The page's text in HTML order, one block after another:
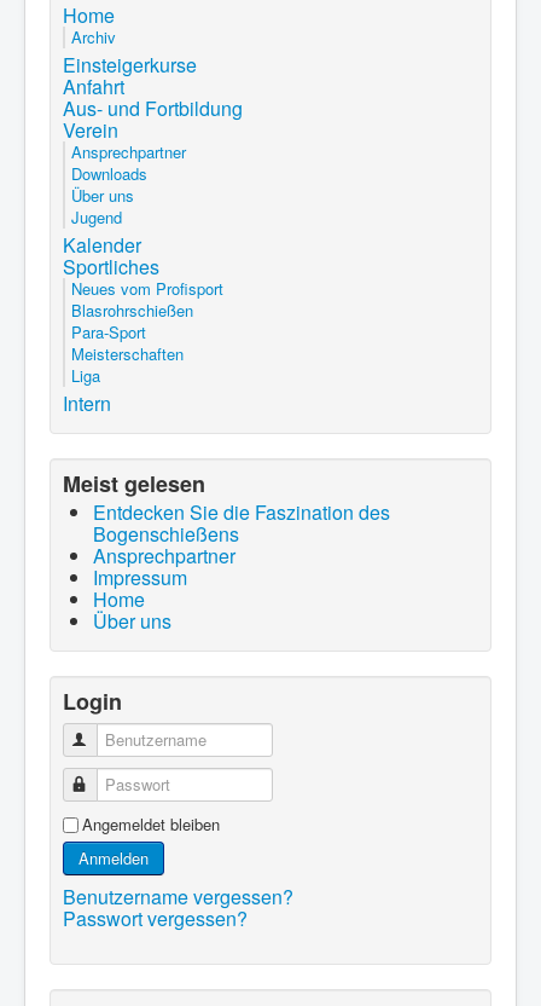
Home
Archiv
Einsteigerkurse
Anfahrt
Aus- und Fortbildung
Verein
Ansprechpartner
Downloads
Über uns
Jugend
Kalender
Sportliches
Neues vom Profisport
Blasrohrschießen
Para-Sport
Meisterschaften
Liga
Intern
Meist gelesen
Entdecken Sie die Faszination des
Bogenschießens
Ansprechpartner
Impressum
Home
Über uns
Login
Benutzername
Passwort
Angemeldet bleiben
Anmelden
Benutzername vergessen?
Passwort vergessen?